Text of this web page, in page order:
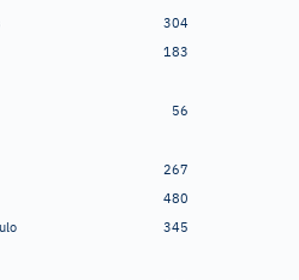
304
183
56
267
480
345